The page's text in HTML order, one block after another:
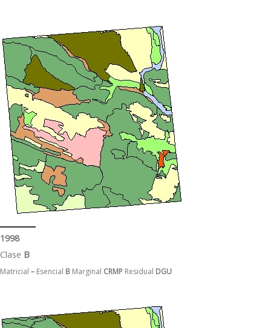
1998
Clase B
Matricial – Esencial B Marginal CRMP Residual DGU